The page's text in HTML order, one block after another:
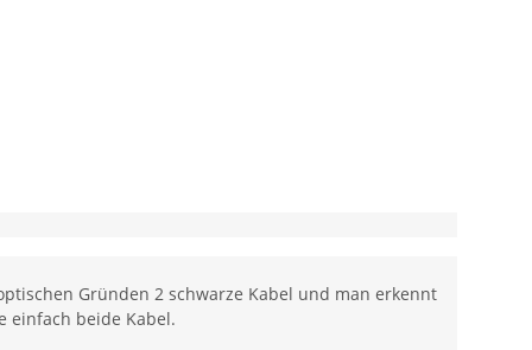
Gründen 2 schwarze Kabel und man erkennt
einfach beide Kabel.